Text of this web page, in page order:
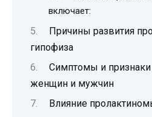
включает:
Причины развития
гипофиза
Симптомы и
женщин и мужчин
Влияние